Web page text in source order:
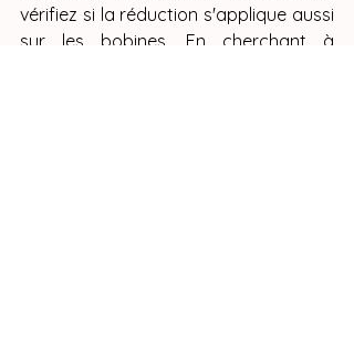
vérifiez si la réduction s'applique aussi